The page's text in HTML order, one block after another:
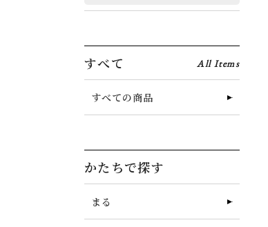
すべて All Items
すべての商品
かたちで探す
まる